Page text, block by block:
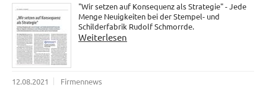
"Wir setzen auf Konsequenz als Strategie" - Jede
Menge Neuigkeiten bei der Stempel- und
Schilderfabrik Rudolf Schmorrde.
Weiterlesen
12.08.2021 Firmennews